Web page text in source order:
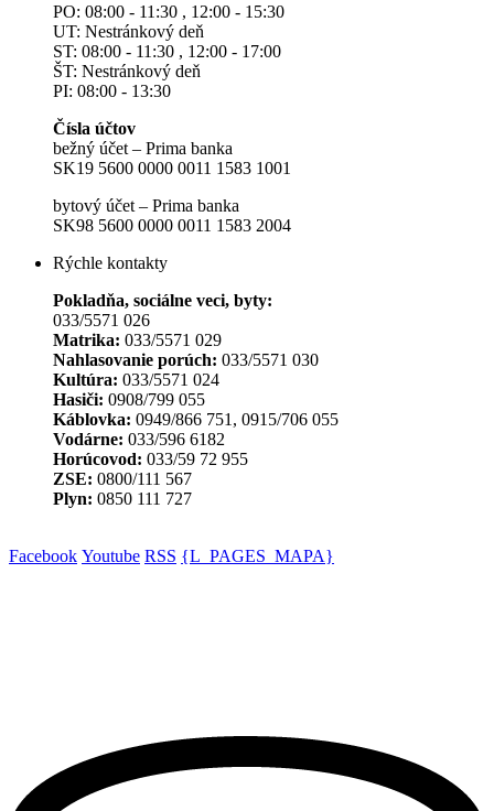
PO: 08:00 - 11:30 , 12:00 - 15:30
UT: Nestránkový deň
ST: 08:00 - 11:30 , 12:00 - 17:00
ŠT: Nestránkový deň
PI: 08:00 - 13:30
Čísla účtov
bežný účet – Prima banka
SK19 5600 0000 0011 1583 1001
bytový účet – Prima banka
SK98 5600 0000 0011 1583 2004
Rýchle kontakty
Pokladňa, sociálne veci, byty:
033/5571 026
Matrika: 033/5571 029
Nahlasovanie porúch: 033/5571 030
Kultúra: 033/5571 024
Hasiči: 0908/799 055
Káblovka: 0949/866 751, 0915/706 055
Vodárne: 033/596 6182
Horúcovod: 033/59 72 955
ZSE: 0800/111 567
Plyn: 0850 111 727
Facebook Youtube RSS {L_PAGES_MAPA}